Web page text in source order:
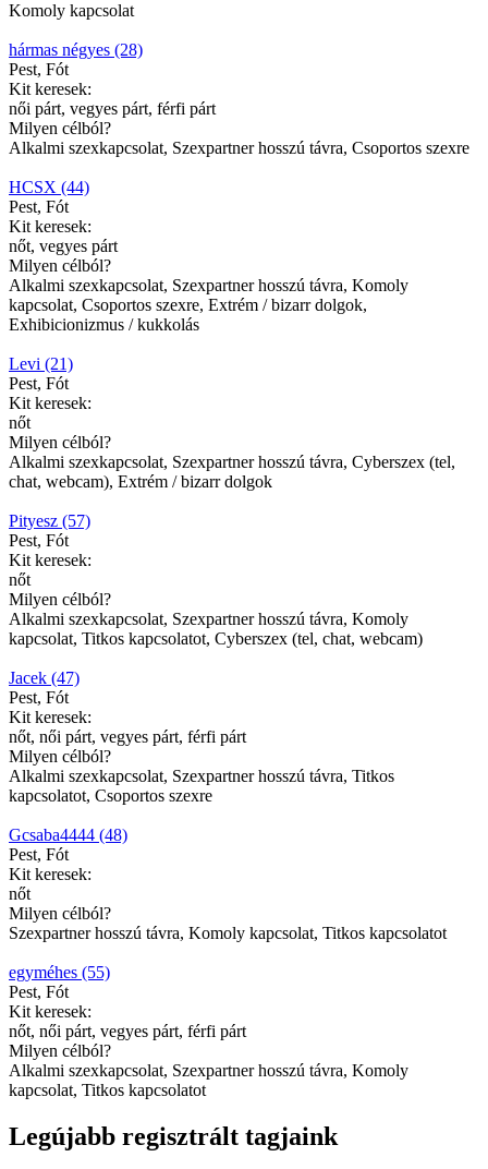
Komoly kapcsolat
hármas négyes (28)
Pest, Fót
Kit keresek:
női párt, vegyes párt, férfi párt
Milyen célból?
Alkalmi szexkapcsolat, Szexpartner hosszú távra, Csoportos szexre
HCSX (44)
Pest, Fót
Kit keresek:
nőt, vegyes párt
Milyen célból?
Alkalmi szexkapcsolat, Szexpartner hosszú távra, Komoly
kapcsolat, Csoportos szexre, Extrém / bizarr dolgok,
Exhibicionizmus / kukkolás
Levi (21)
Pest, Fót
Kit keresek:
nőt
Milyen célból?
Alkalmi szexkapcsolat, Szexpartner hosszú távra, Cyberszex (tel,
chat, webcam), Extrém / bizarr dolgok
Pityesz (57)
Pest, Fót
Kit keresek:
nőt
Milyen célból?
Alkalmi szexkapcsolat, Szexpartner hosszú távra, Komoly
kapcsolat, Titkos kapcsolatot, Cyberszex (tel, chat, webcam)
Jacek (47)
Pest, Fót
Kit keresek:
nőt, női párt, vegyes párt, férfi párt
Milyen célból?
Alkalmi szexkapcsolat, Szexpartner hosszú távra, Titkos
kapcsolatot, Csoportos szexre
Gcsaba4444 (48)
Pest, Fót
Kit keresek:
nőt
Milyen célból?
Szexpartner hosszú távra, Komoly kapcsolat, Titkos kapcsolatot
egyméhes (55)
Pest, Fót
Kit keresek:
nőt, női párt, vegyes párt, férfi párt
Milyen célból?
Alkalmi szexkapcsolat, Szexpartner hosszú távra, Komoly
kapcsolat, Titkos kapcsolatot
Legújabb regisztrált tagjaink